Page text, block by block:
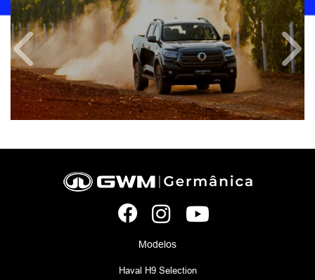
Anterior
Modelos
Haval H9 Selection